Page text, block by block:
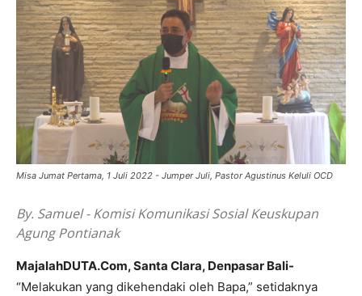
Misa Jumat Pertama, 1 Juli 2022 - Jumper Juli, Pastor Agustinus Keluli OCD
By. Samuel - Komisi Komunikasi Sosial Keuskupan
Agung Pontianak
MajalahDUTA.Com, Santa Clara, Denpasar Bali-
“Melakukan yang dikehendaki oleh Bapa,” setidaknya